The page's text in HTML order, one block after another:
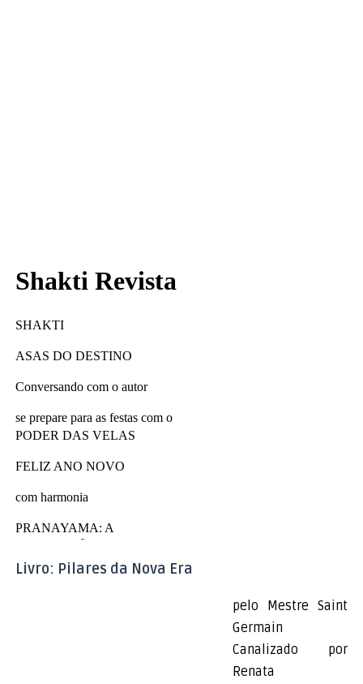
Livro: Pilares da Nova Era
pelo Mestre Saint
Germain
Canalizado por
Renata